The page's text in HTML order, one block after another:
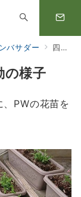
バサダー 四万十町立大正中学校 の活動の様子
の様子
PWの花苗を